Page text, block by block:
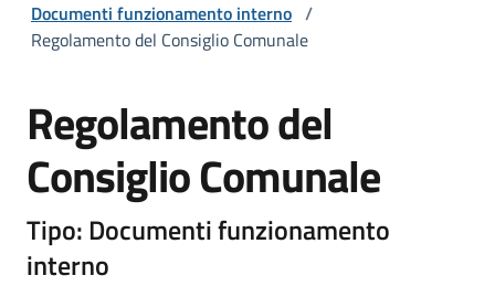
Documenti funzionamento interno /
Regolamento del Consiglio Comunale
Regolamento del
Consiglio Comunale
Tipo: Documenti funzionamento
interno